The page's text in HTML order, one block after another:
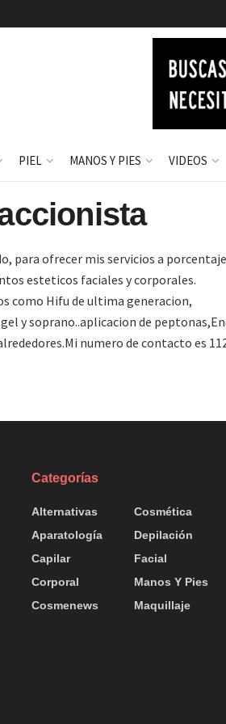
PIEL MANOS Y PIES VIDEOS
para ofrecer mis servicios a
esteticos faciales y corporales.
como Hifu de ultima generacion,
y soprano..aplicacion de
numero de contacto es
Categorías
Alternativas
Aparatología
Capilar
Corporal
Cosmenews
Cosmética
Depilación
Facial
Manos Y Pies
Maquillaje